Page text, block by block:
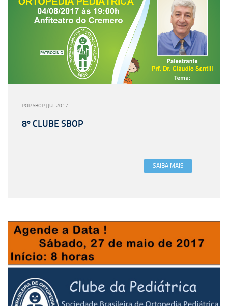
POR SBOP | JUL 2017
8º CLUBE SBOP
SAIBA MAIS